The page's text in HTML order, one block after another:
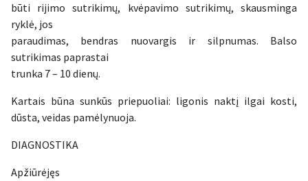
būti rijimo sutrikimų, kvėpavimo sutrikimų, skausminga
ryklė, jos
paraudimas, bendras nuovargis ir silpnumas. Balso
sutrikimas paprastai
trunka 7 – 10 dienų.
Kartais būna sunkūs priepuoliai: ligonis naktį ilgai kosti,
dūsta, veidas pamėlynuoja.
DIAGNOSTIKA
Apžiūrėjęs